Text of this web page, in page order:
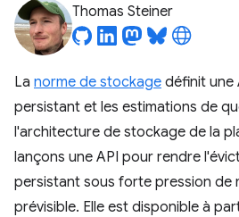
Thomas Steiner
La norme de stockage définit une
persistant et les estimations de
l'architecture de stockage de la
lançons une API pour rendre
persistant sous forte pression de
prévisible. Elle est disponible à